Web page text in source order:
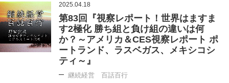
2025.04.18
第83回『視察レポート！世界はますま
す2極化 勝ち組と負け組の違いは何
か？～アメリカ＆CES視察レポート ポ
ートランド、ラスベガス、メキシコシ
ティ～』
継続経営 百話百行